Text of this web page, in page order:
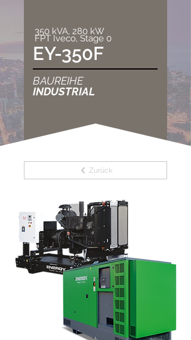
350 kVA, 280 kW
FPT Iveco, Stage 0
EY-350F
BAUREIHE
INDUSTRIAL
Zurück